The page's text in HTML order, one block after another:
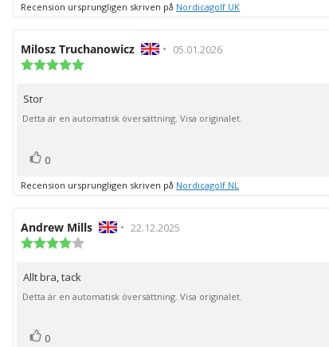
Recension ursprungligen skriven på Nordicagolf UK
Recensionsförfattare:
Milosz Truchanowicz • Recensionsdatum:
05.01.2026
stjärnor
Recensionstext:
Stor
Detta är en automatisk översättning. Visa originalet.
Rösta
0
Recension ursprungligen skriven på Nordicagolf NL
Recensionsförfattare:
Andrew Mills • Recensionsdatum:
22.12.2025
stjärnor
Recensionstext:
Allt bra, tack
Detta är en automatisk översättning. Visa originalet.
Rösta
0